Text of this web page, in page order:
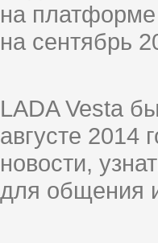
на
на сентябрь
LADA Vesta
августе 2014
новости,
для общения